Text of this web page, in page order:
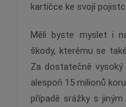
kartičce ke svojí
Měli byste myslet i
škody, kterému se
Za dostatečně
alespoň 15 milionů
případě srážky s